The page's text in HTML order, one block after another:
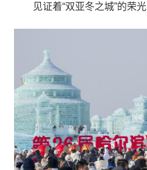
见证着“双亚冬之城”的荣光